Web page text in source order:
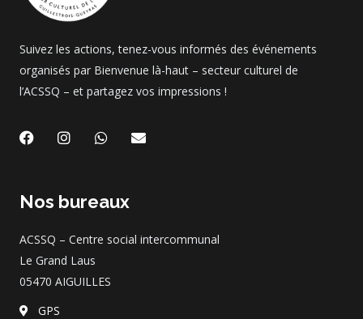
Suivez les actions, tenez-vous informés des événements
organisés par Bienvenue là-haut – secteur culturel de
l’ACSSQ – et partagez vos impressions !
F
a
b
o
k
I
n
a
g
a
m
W
h
s
a
p
E
e
Nos bureaux
ACSSQ – Centre social intercommunal
Le Grand Laus
05470 AIGUILLES
GPS